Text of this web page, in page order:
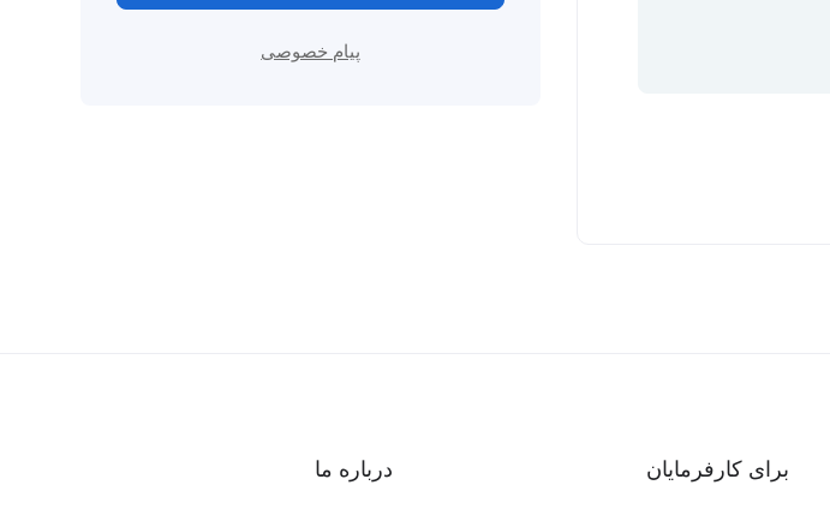
پیام خصوصی
برای کارفرمایان درباره ما